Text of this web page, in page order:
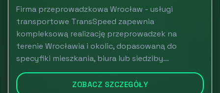
Firma przeprowadzkowa Wrocław - usługi
transportowe TransSpeed zapewnia
kompleksową realizację przeprowadzek na
terenie Wrocławia i okolic, dopasowaną do
specyfiki mieszkania, biura lub siedziby...
ZOBACZ SZCZEGÓŁY